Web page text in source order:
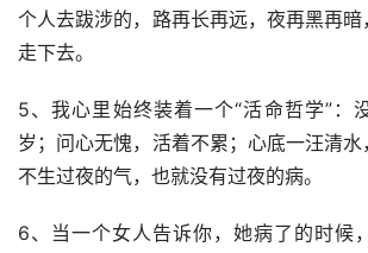
个人去跋涉的，路再长再远，夜再黑再
走下去。
5、我心里始终装着一个“活命哲学”：
岁；问心无愧，活着不累；心底一汪清水
不生过夜的气，也就没有过夜的病。
6、当一个女人告诉你，她病了的时候